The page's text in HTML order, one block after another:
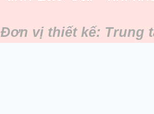
Đơn vị thiết kế: Trung